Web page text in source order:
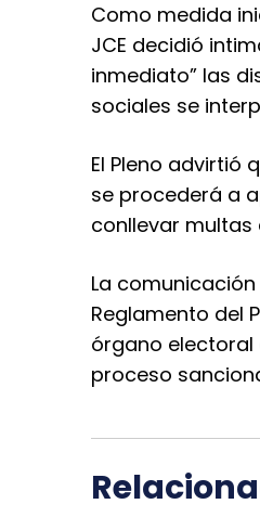
Como medida
JCE decidió
inmediato” las
sociales se
El Pleno advirtió
se procederá a
conllevar multas
La
Reglamento del
órgano electoral
proceso